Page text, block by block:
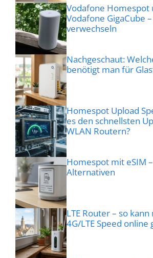
Vodafone Homespot
Vodafone GigaCube
verwechseln
Nachgeschaut:
benötigt man für
Homespot Upload
es den schnellsten
WLAN Routern?
Homespot mit eSIM
Alternativen
LTE Router – so
4G/LTE Speed online